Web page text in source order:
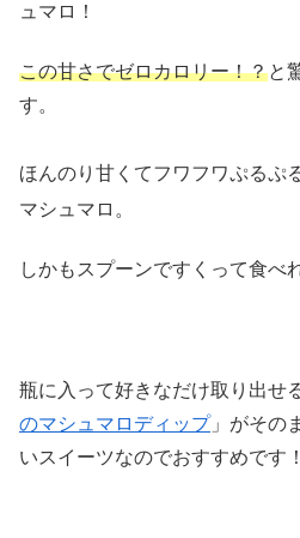
ュマロ！
この甘さでゼロカロリー！？と
す。
ほんのり甘くてフワフワぷるぷ
マシュマロ。
しかもスプーンですくって食べ
瓶に入って好きなだけ取り出せ
のマシュマロディップ」がその
いスイーツなのでおすすめです！